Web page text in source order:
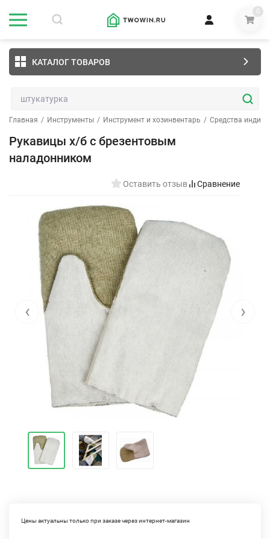
0
КАТАЛОГ ТОВАРОВ
Главная / Инструменты / Инструмент и хозинвентарь / Средства
Рукавицы х/б с брезентовым
наладонником
Оставить отзыв Сравнение
‹ ›
Цены актуальны только при заказе через интернет-магазин